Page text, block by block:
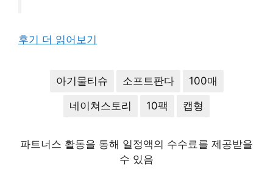
후기 더 읽어보기
아기물티슈 소프트판다 100매
네이쳐스토리 10팩 캡형